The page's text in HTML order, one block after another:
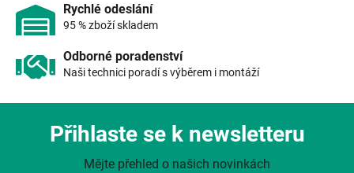
Rychlé odeslání
95 % zboží skladem
Odborné poradenství
Naši technici poradí s výběrem i montáží
Přihlaste se k newsletteru
Mějte přehled o našich novinkách